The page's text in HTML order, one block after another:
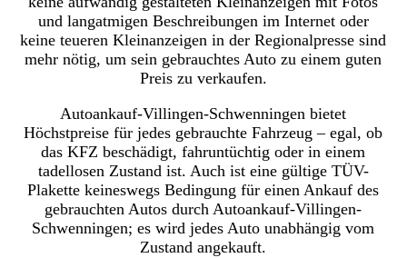
und langatmigen Beschreibungen im Internet oder
keine teueren Kleinanzeigen in der Regionalpresse sind
mehr nötig, um sein gebrauchtes Auto zu einem guten
Preis zu verkaufen.
Autoankauf-Villingen-Schwenningen bietet
Höchstpreise für jedes gebrauchte Fahrzeug – egal, ob
das KFZ beschädigt, fahruntüchtig oder in einem
tadellosen Zustand ist. Auch ist eine gültige TÜV-
Plakette keineswegs Bedingung für einen Ankauf des
gebrauchten Autos durch Autoankauf-Villingen-
Schwenningen; es wird jedes Auto unabhängig vom
Zustand angekauft.